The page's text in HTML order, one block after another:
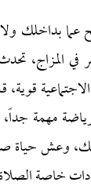
عما بداخلك
المزاج،
قوية،
مهمة
وعش حياة
خاصة